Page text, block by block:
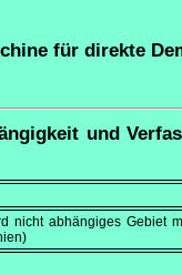
für direkte
und
nicht abhängiges Gebiet